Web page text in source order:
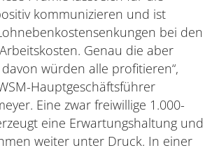
kommunizieren und ist
bei den
Genau die aber
würden alle profitieren“,
Hauptgeschäftsführer
Eine zwar freiwillige 1.000-
eine Erwartungshaltung und
weiter unter Druck. In einer